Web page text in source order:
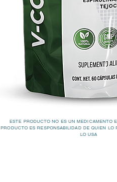
ESTE PRODUCTO NO ES UN MEDICAMENTO
PRODUCTO ES RESPONSABILIDAD DE QUIEN LO
LO USA